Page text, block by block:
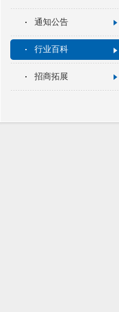
通知公告
行业百科
招商拓展